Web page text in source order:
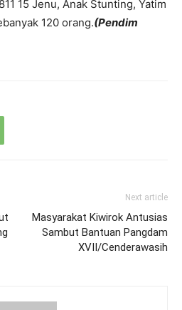
15 Jenu, Anak Stunting, Yatim
120 orang.(Pendim
Next article
Masyarakat Kiwirok Antusias
Sambut Bantuan Pangdam
XVII/Cenderawasih